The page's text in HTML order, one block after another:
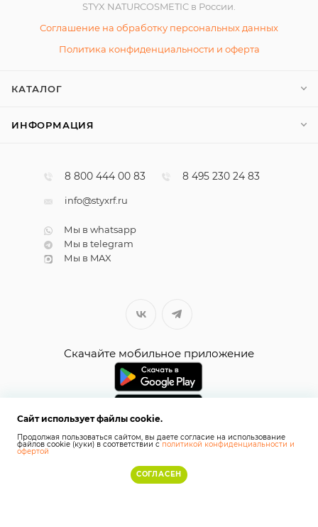
STYX NATURCOSMETIC в России.
Соглашение на обработку персональных данных
Политика конфиденциальности и оферта
КАТАЛОГ
ИНФОРМАЦИЯ
8 800 444 00 83 8 495 230 24 83
info@styxrf.ru
Мы в whatsapp
Мы в telegram
Мы в MAX
Скачайте мобильное приложение
2026 © СТИКС.РФКарта сайта
Сайт использует файлы cookie.
Продолжая пользоваться сайтом, вы даете согласие на использование
файлов cookie (куки) в соответствии сполитикой конфиденциальности и
офертой
СОГЛАСЕН